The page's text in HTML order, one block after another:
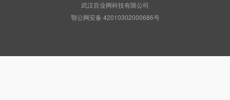
武汉百业网科技有限公司
鄂公网安备 42010302000686号